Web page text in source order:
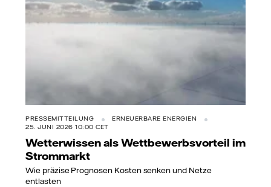
PRESSEMITTEILUNG
ERNEUERBARE ENERGIEN
25. JUNI 2026 10:00 CET
Wetterwissen als Wettbewerbsvorteil im
Strommarkt
Wie präzise Prognosen Kosten senken und Netze
entlasten